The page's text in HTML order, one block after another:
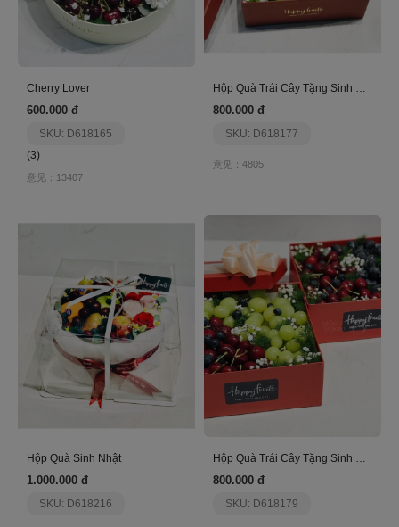
Cherry Lover
600.000 đ
SKU: D618165
(3)
意见：13407
Hộp Quà Trái Cây Tặng Sinh Nhật
800.000 đ
SKU: D618177
意见：4805
Hộp Quà Sinh Nhật
1.000.000 đ
SKU: D618216
Hộp Quà Trái Cây Tặng Sinh Nhật Tone Đỏ
800.000 đ
SKU: D618179